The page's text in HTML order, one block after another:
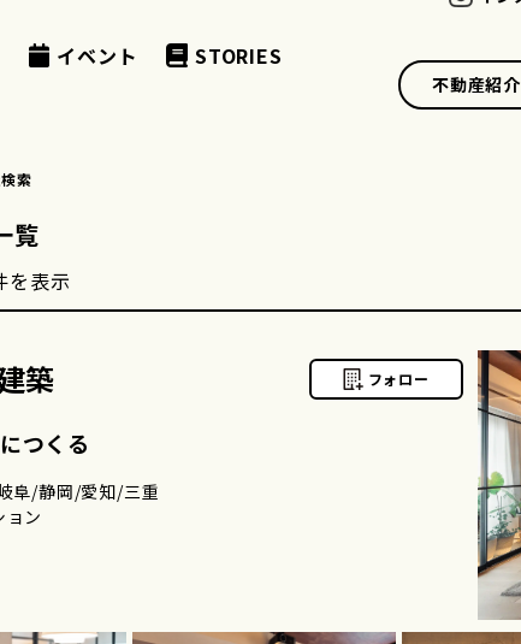
イベント
STORIES
不動産紹介
索
覧
を表示
築 フォロー
つくる
阜/静岡/愛知/三重
ョン